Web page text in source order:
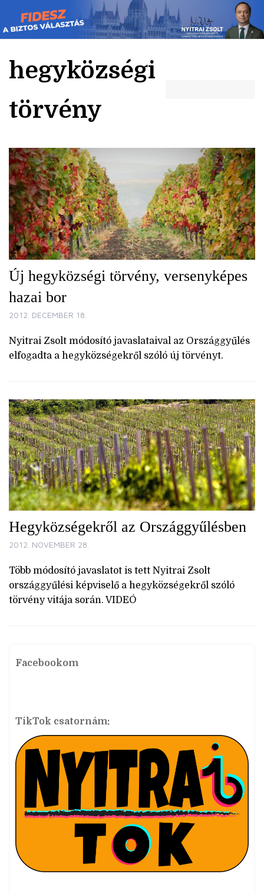
Skip
to
content
hegyközségi
törvény
Új hegyközségi törvény, versenyképes
hazai bor
2012. DECEMBER 18.
Nyitrai Zsolt módosító javaslataival az Országgyűlés
elfogadta a hegyközségekről szóló új törvényt.
Hegyközségekről az Országgyűlésben
2012. NOVEMBER 28.
Több módosító javaslatot is tett Nyitrai Zsolt
országgyűlési képviselő a hegyközségekről szóló
törvény vitája során. VIDEÓ
Facebookom
TikTok csatornám: